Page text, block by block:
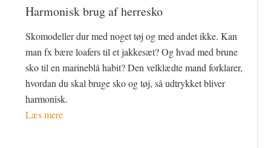
Harmonisk brug af herresko
Skomodeller dur med noget tøj og med andet ikke. Kan
man fx bære loafers til et jakkesæt? Og hvad med brune
sko til en marineblå habit? Den velklædte mand forklarer,
hvordan du skal bruge sko og tøj, så udtrykket bliver
harmonisk.
Læs mere